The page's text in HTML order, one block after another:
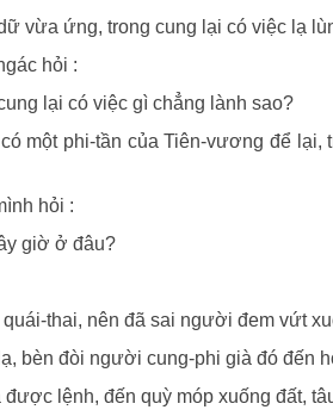
vừa ứng, trong cung lại có việc lạ
hỏi :
lại có việc gì chẳng lành sao?
một phi-tần của Tiên-vương để
hỏi :
giờ ở đâu?
thai, nên đã sai người đem vứt
bèn đòi người cung-phi già đó đến
lệnh, đến quỳ móp xuống đất,